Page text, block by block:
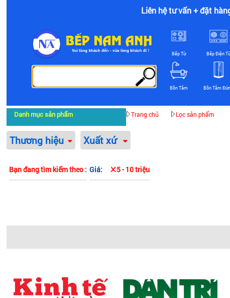
Liên hệ tư vấn + đặt
Bếp Từ Bếp Điện Từ
Bồn Tắm Bồn Tắm
Danh mục sản phẩm Trang chủ Lọc sản phẩm
Thương hiệu Xuất xứ
Bạn đang tìm kiếm theo : Giá: 5 - 10 triệu